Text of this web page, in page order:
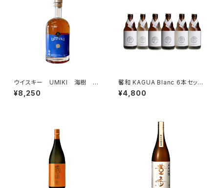
ウイスキー UMIKI 海樹 4
6％ 750ml うみき 並行
品 箱なし
¥8,250
馨和 KAGUA Blanc 6本セッ
ト 330ml×6 クラフトビール
和のビール カグア かぐあ
¥4,800